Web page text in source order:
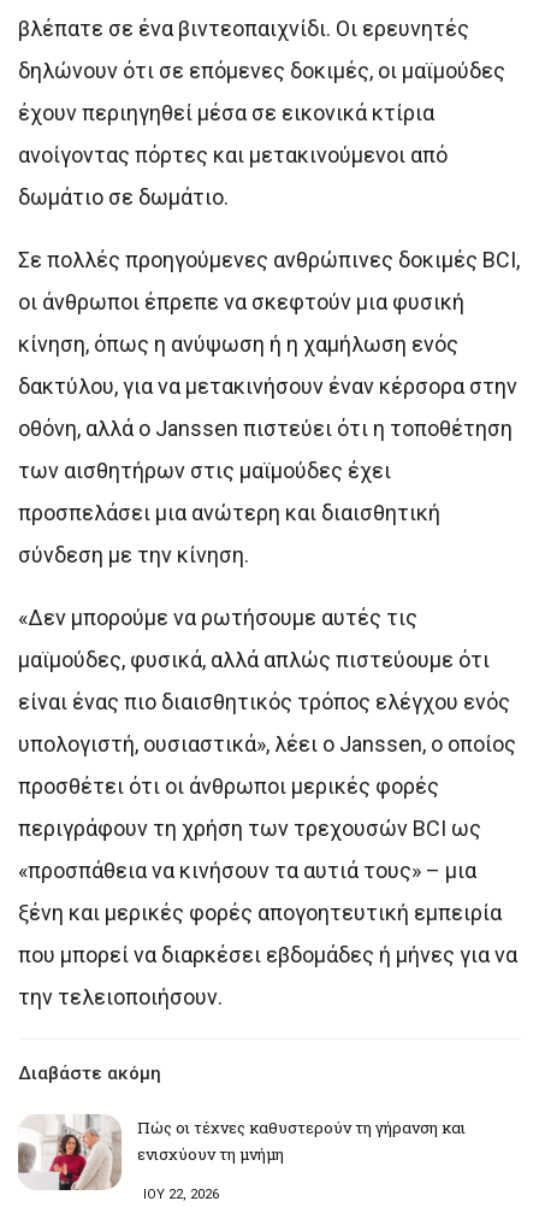
βλέπατε σε ένα βιντεοπαιχνίδι. Οι ερευνητές
δηλώνουν ότι σε επόμενες δοκιμές, οι μαϊμούδες
έχουν περιηγηθεί μέσα σε εικονικά κτίρια
ανοίγοντας πόρτες και μετακινούμενοι από
δωμάτιο σε δωμάτιο.
Σε πολλές προηγούμενες ανθρώπινες δοκιμές BCI,
οι άνθρωποι έπρεπε να σκεφτούν μια φυσική
κίνηση, όπως η ανύψωση ή η χαμήλωση ενός
δακτύλου, για να μετακινήσουν έναν κέρσορα στην
οθόνη, αλλά ο Janssen πιστεύει ότι η τοποθέτηση
των αισθητήρων στις μαϊμούδες έχει
προσπελάσει μια ανώτερη και διαισθητική
σύνδεση με την κίνηση.
«Δεν μπορούμε να ρωτήσουμε αυτές τις
μαϊμούδες, φυσικά, αλλά απλώς πιστεύουμε ότι
είναι ένας πιο διαισθητικός τρόπος ελέγχου ενός
υπολογιστή, ουσιαστικά», λέει ο Janssen, ο οποίος
προσθέτει ότι οι άνθρωποι μερικές φορές
περιγράφουν τη χρήση των τρεχουσών BCI ως
«προσπάθεια να κινήσουν τα αυτιά τους» – μια
ξένη και μερικές φορές απογοητευτική εμπειρία
που μπορεί να διαρκέσει εβδομάδες ή μήνες για να
την τελειοποιήσουν.
Διαβάστε ακόμη
Πώς οι τέχνες καθυστερούν τη γήρανση και
ενισχύουν τη μνήμη
ΙΟΥ 22, 2026